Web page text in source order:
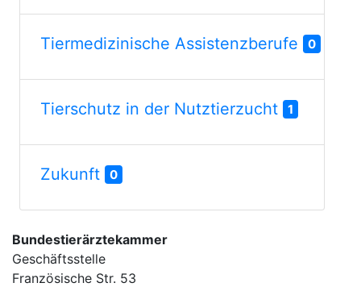
Tiermedizinische Assistenzberufe 0
Tierschutz in der Nutztierzucht 1
Zukunft 0
Bundestierärztekammer
Geschäftsstelle
Französische Str. 53